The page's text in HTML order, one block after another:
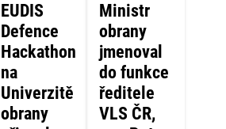
EUDIS
Defence
Hackathon
na
Univerzitě
obrany
Ministr
obrany
jmenoval
do funkce
ředitele
VLS ČR,